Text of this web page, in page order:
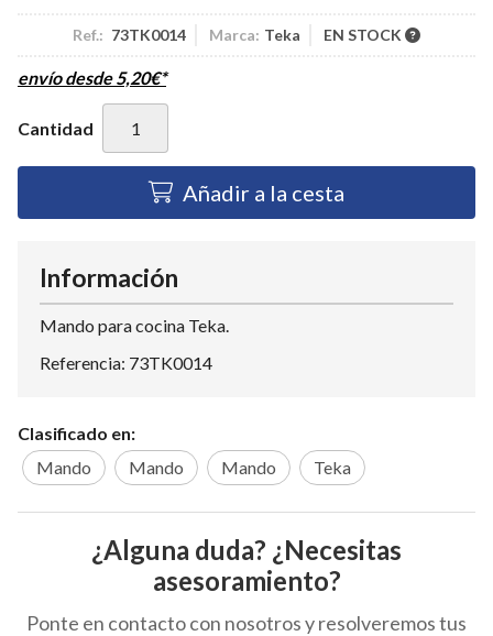
Ref.: 73TK0014 Marca: Teka EN STOCK
envío desde5,20€*
Cantidad
Añadir a la cesta
Información
Mando para cocina Teka.
Referencia: 73TK0014
Clasificado en:
Mando
Mando Mando Teka
¿Alguna duda? ¿Necesitas
asesoramiento?
Ponte en contacto con nosotros y resolveremos tus